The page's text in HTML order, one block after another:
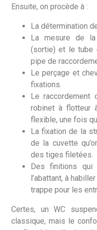
Ensuite, on procède à :
La détermination
La mesure de la
(sortie) et le tube
pipe de
Le perçage et
fixations.
Le raccordement
robinet à flotteur
flexible, une fois
La fixation de la
de la cuvette
des tiges filetées.
Des finitions qui
l’abattant, à
trappe pour les
Certes, un WC
classique, mais le